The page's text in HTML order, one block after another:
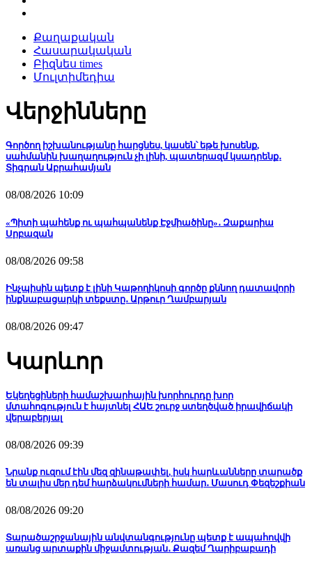
Քաղաքական
Հասարակական
Բիզնես times
Մուլտիմեդիա
Վերջինները
Գործող իշխանությանը հարցնես, կասեն՝ եթե խոսենք,
սահմանին խաղաղություն չի լինի, պատերազմ կսադրենք․
Տիգրան Աբրահամյան
08/08/2026 10:09
«Պիտի պահենք ու պահպանենք Էջմիածինը»․ Զաքարիա
Սրբազան
08/08/2026 09:58
Ինչպիսին պետք է լինի Կաթողիկոսի գործը քննող դատավորի
ինքնաբացարկի տեքստը․ Արթուր Ղամբարյան
08/08/2026 09:47
Կարևոր
Եկեղեցիների համաշխարհային խորհուրդը խոր
մտահոգություն է հայտնել ՀԱԵ շուրջ ստեղծված իրավիճակի
վերաբերյալ
08/08/2026 09:39
Նրանք ուզում էին մեզ զինաթափել, իսկ հարևանները տարածք
են տալիս մեր դեմ հարձակումների համար․ Մասուդ Փեզեշքիան
08/08/2026 09:20
Տարածաշրջանային անվտանգությունը պետք է ապահովվի
առանց արտաքին միջամտության․ Քազեմ Ղարիբաբադի